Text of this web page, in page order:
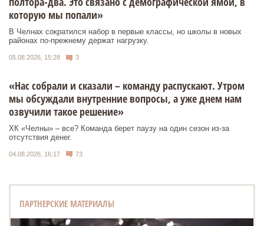
которую мы попали»
В Челнах сократился набор в первые классы, но школы в новых
районах по-прежнему держат нагрузку.
05.08.2026, 15:28 3
«Нас собрали и сказали – команду распускают. Утром
мы обсуждали внутренние вопросы, а уже днем нам
озвучили такое решение»
ХК «Челны» – все? Команда берет паузу на один сезон из-за
отсутствия денег.
04.08.2026, 16:17 73
ПАРТНЕРСКИЕ МАТЕРИАЛЫ